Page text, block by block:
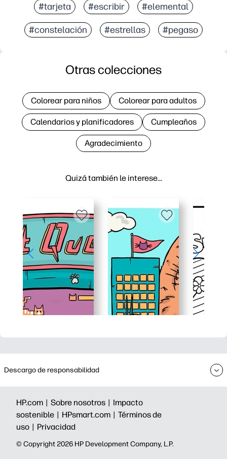
#tarjeta #escribir #elemental
#constelación #estrellas #pegaso
Quizá también le interese…
Otras colecciones
Colorear para niños Colorear para adultos
Calendarios y planificadores Cumpleaños
Agradecimiento
Descargo de responsabilidad
HP.com | Sobre nosotros | Impacto
sostenible | HPsmart.com | Términos de
uso | Privacidad
©️ Copyright 2026 HP Development Company, L.P.